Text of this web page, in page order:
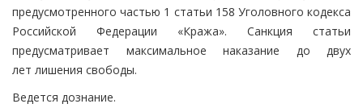
предусмотренного частью 1 статьи 158 Уголовного кодекса
Российской Федерации «Кража». Санкция статьи
предусматривает максимальное наказание до двух
лет лишения свободы.
Ведется дознание.